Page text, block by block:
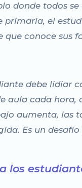
donde todos
primaria, el
conoce sus
debe
aula cada
aumenta, las
Es un desafío
los